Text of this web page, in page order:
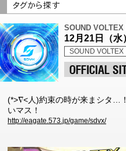
SOUND VOLTEX
12月21日（水
SOUND VOLTEX
(*>∇<人)約束の時が来まシタ…
いマス！
http://eagate.573.jp/game/sdvx/